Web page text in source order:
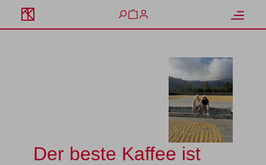
springen
Warenkorb enthält 0
Der beste Kaffee ist